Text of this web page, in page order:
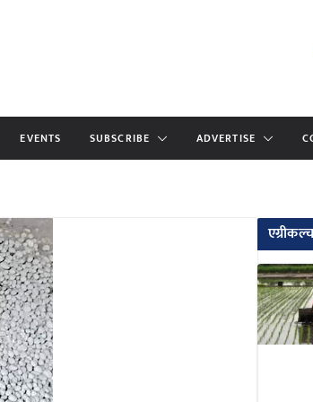
EVENTS SUBSCRIBE ADVERTISE